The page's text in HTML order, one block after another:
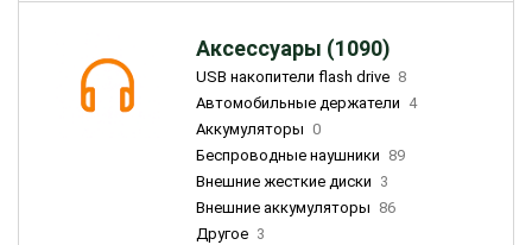
Аксессуары (1090)
USB накопители flash drive 8
Автомобильные держатели 4
Аккумуляторы 0
Беспроводные наушники 89
Внешние жесткие диски 3
Внешние аккумуляторы 86
Другое 3